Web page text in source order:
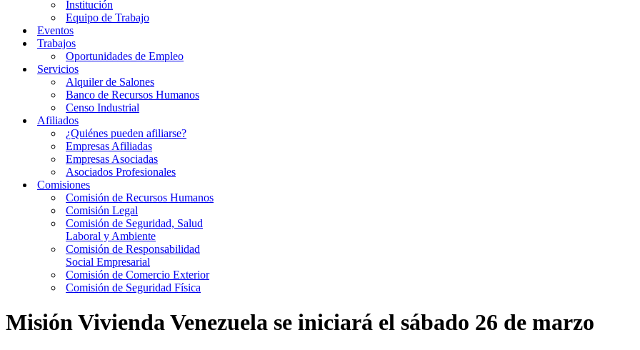
Institución
Equipo de Trabajo
Eventos
Trabajos
Oportunidades de Empleo
Servicios
Alquiler de Salones
Banco de Recursos Humanos
Censo Industrial
Afiliados
¿Quiénes pueden afiliarse?
Empresas Afiliadas
Empresas Asociadas
Asociados Profesionales
Comisiones
Comisión de Recursos Humanos
Comisión Legal
Comisión de Seguridad, Salud
Laboral y Ambiente
Comisión de Responsabilidad
Social Empresarial
Comisión de Comercio Exterior
Comisión de Seguridad Física
Misión Vivienda Venezuela se iniciará el sábado 26 de marzo